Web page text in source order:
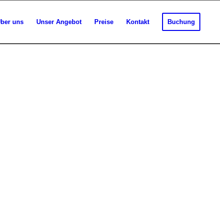
uns Unser Angebot Preise Kontakt Buchung